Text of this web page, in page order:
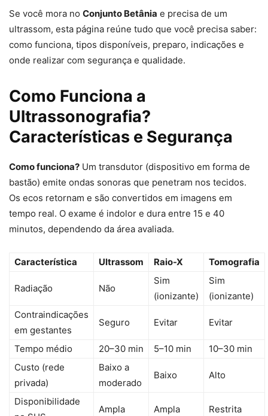
Se você mora no Conjunto Betânia e precisa de um
ultrassom, esta página reúne tudo que você precisa saber:
como funciona, tipos disponíveis, preparo, indicações e
onde realizar com segurança e qualidade.
Como Funciona a
Ultrassonografia?
Características e Segurança
Como funciona? Um transdutor (dispositivo em forma de
bastão) emite ondas sonoras que penetram nos tecidos.
Os ecos retornam e são convertidos em imagens em
tempo real. O exame é indolor e dura entre 15 e 40
minutos, dependendo da área avaliada.
Característica Ultrassom Raio-X Tomografia
Radiação Não
Sim
(ionizante)
Sim
(ionizante)
Contraindicações
em gestantes
Seguro Evitar Evitar
Tempo médio 20–30 min 5–10 min
10–30 min
Custo (rede
privada)
Baixo a
moderado
Baixo Alto
Disponibilidade
Ampla Ampla Restrita